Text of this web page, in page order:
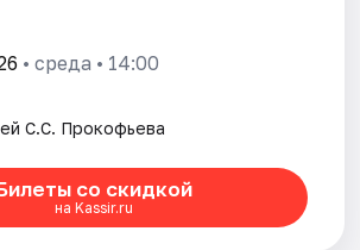
• среда • 14:00
С.С. Прокофьева
со скидкой
на Kassir.ru